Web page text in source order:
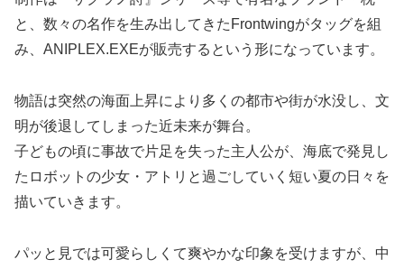
と、数々の名作を生み出してきたFrontwingがタッグを組
み、ANIPLEX.EXEが販売するという形になっています。
物語は突然の海面上昇により多くの都市や街が水没し、文
明が後退してしまった近未来が舞台。
子どもの頃に事故で片足を失った主人公が、海底で発見し
たロボットの少女・アトリと過ごしていく短い夏の日々を
描いていきます。
パッと見では可愛らしくて爽やかな印象を受けますが、中